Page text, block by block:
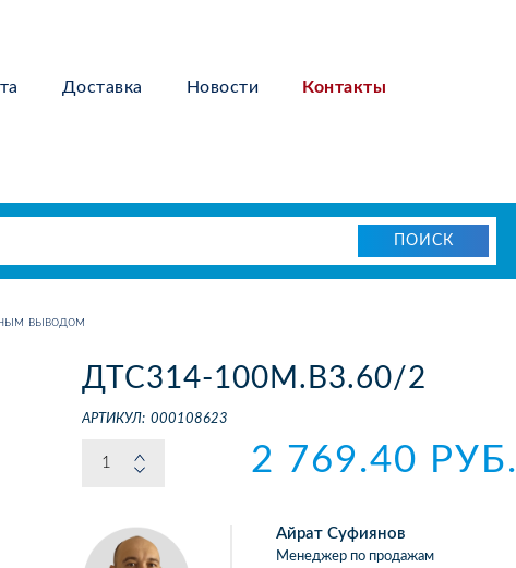
Доставка Новости Контакты
выводом
ДТС314-100М.В3.60/2
АРТИКУЛ: 000108623
2 769.40 РУБ.
Айрат Суфиянов
Менеджер по продажам